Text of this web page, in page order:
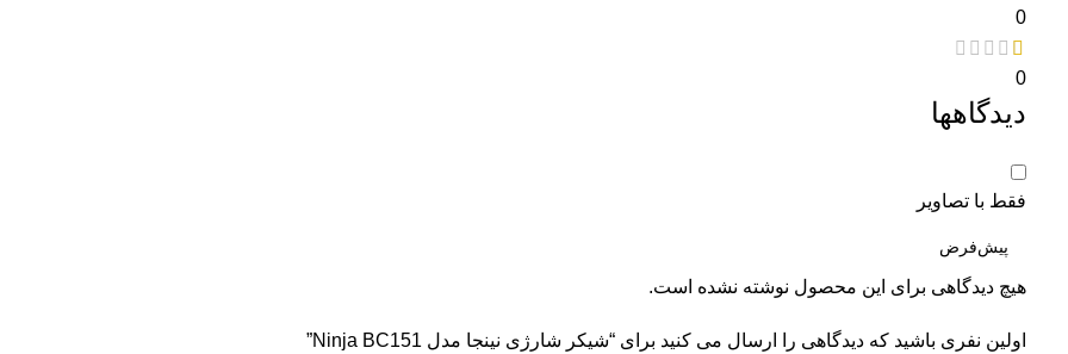
0
0
دیدگاهها
فقط با تصاویر
هیچ دیدگاهی برای این محصول نوشته نشده است.
اولین نفری باشید که دیدگاهی را ارسال می کنید برای “شیکر شارژی نینجا مدل Ninja BC151”